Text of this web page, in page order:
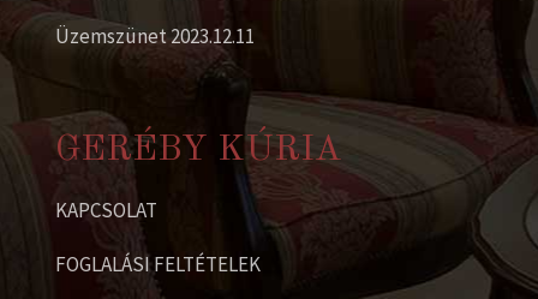
Üzemszünet 2023.12.11
GERÉBY KÚRIA
KAPCSOLAT
FOGLALÁSI FELTÉTELEK